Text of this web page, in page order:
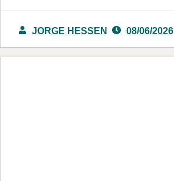
JORGE HESSEN 08/06/2026